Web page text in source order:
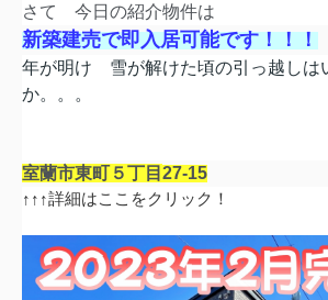
さて 今日の紹介物件は
新築建売で即入居可能です！！！
年が明け 雪が解けた頃の引っ越しは
か。。。
室蘭市東町５丁目 27-15
↑↑↑詳細はここをクリック！